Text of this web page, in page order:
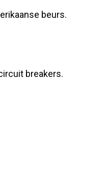
beurs.
breakers.